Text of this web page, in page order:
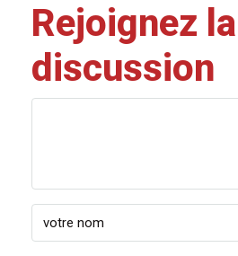
Rejoignez la
discussion